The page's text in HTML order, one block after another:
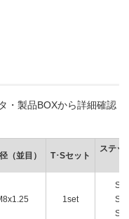
・製品BOXから詳細確認
（並目） T･Sセット
ステッ
1set